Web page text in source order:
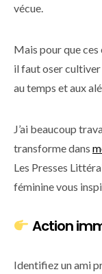
vécue.
Mais pour que
il faut oser
au temps et aux
J’ai beaucoup
transforme dans
Les Presses
féminine vous
Action
Identifiez un ami